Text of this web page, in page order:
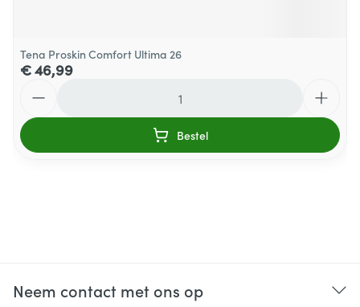
Tena Proskin Comfort Ultima 26
€ 46,99
Bestel
Neem contact met ons op